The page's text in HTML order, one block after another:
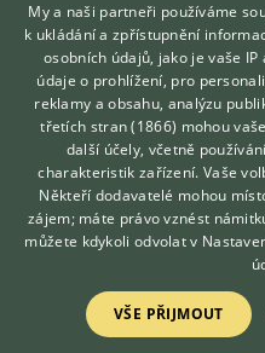
31.7.2020 15:27
Kočka a kocour v bytě
12.1.2023 13:04
Zvláštní chování
20.1.2023 18:31
Kacour si nechce hrát
Reakce na Otopet Therapy
My a naši partneři používáme
k ukládání a zpřístupnění
osobních údajů, jako je vaše
údaje o prohlížení, pro
reklamy a obsahu, analýzu
třetích stran (1866) mohou
další účely, včetně
charakteristik zařízení. Vaše
Někteří dodavatelé mohou
zájem; máte právo vznést
můžete kdykoli odvolat v
VŠE PŘIJMOUT